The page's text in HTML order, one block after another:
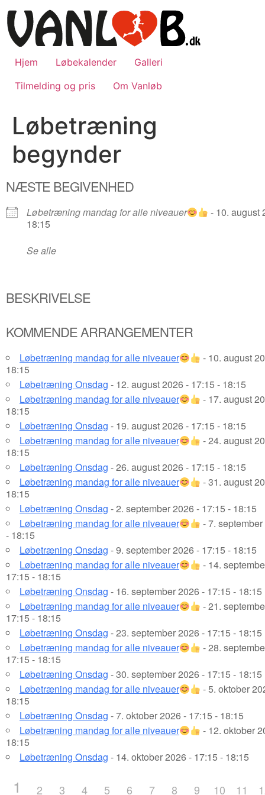
til
indhold
Hjem Løbekalender
Galleri
Tilmelding og pris
Om Vanløb
Løbetræning
begynder
NÆSTE BEGIVENHED
Løbetræning mandag for alle niveauer
- 10. august
18:15
Se alle
BESKRIVELSE
KOMMENDE ARRANGEMENTER
Løbetræning mandag for alle niveauer
- 10. august
18:15
Løbetræning Onsdag - 12. august 2026 - 17:15 - 18:15
Løbetræning mandag for alle niveauer
- 17. august
18:15
Løbetræning Onsdag - 19. august 2026 - 17:15 - 18:15
Løbetræning mandag for alle niveauer
- 24. august
18:15
Løbetræning Onsdag - 26. august 2026 - 17:15 - 18:15
Løbetræning mandag for alle niveauer
- 31. august
18:15
Løbetræning Onsdag - 2. september 2026 - 17:15 - 18:15
Løbetræning mandag for alle niveauer
- 7.
- 18:15
Løbetræning Onsdag - 9. september 2026 - 17:15 - 18:15
Løbetræning mandag for alle niveauer
- 14.
17:15 - 18:15
Løbetræning Onsdag - 16. september 2026 - 17:15 - 18:15
Løbetræning mandag for alle niveauer
- 21.
17:15 - 18:15
Løbetræning Onsdag - 23. september 2026 - 17:15 - 18:15
Løbetræning mandag for alle niveauer
- 28.
17:15 - 18:15
Løbetræning Onsdag - 30. september 2026 - 17:15 - 18:15
Løbetræning mandag for alle niveauer
- 5. oktober
18:15
Løbetræning Onsdag - 7. oktober 2026 - 17:15 - 18:15
Løbetræning mandag for alle niveauer
- 12. oktober
18:15
Løbetræning Onsdag - 14. oktober 2026 - 17:15 - 18:15
1 2 3 4 5 6 7 8 9 10 11